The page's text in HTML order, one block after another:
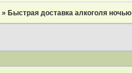
» Быстрая доставка алкоголя ночью